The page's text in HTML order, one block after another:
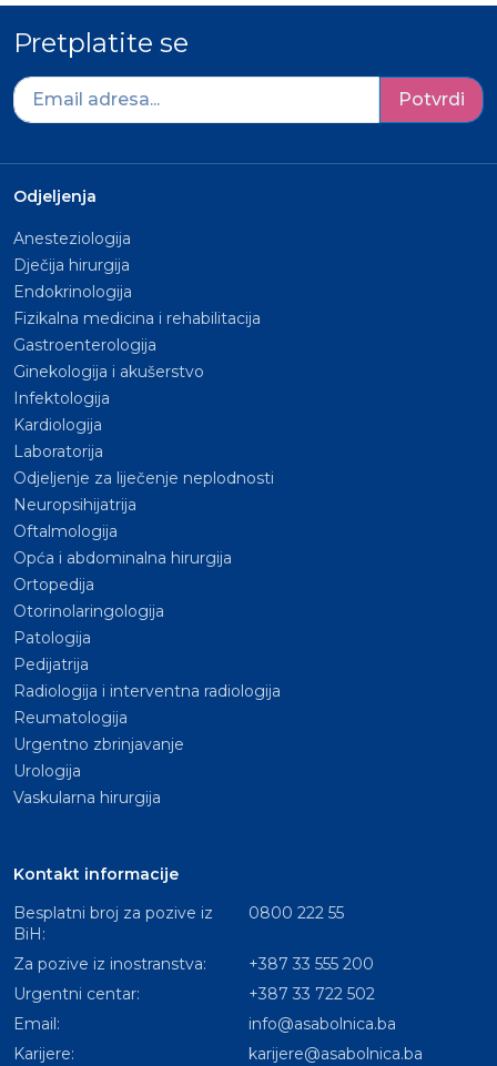
Pretplatite se
Potvrdi
Odjeljenja
Anesteziologija
Dječija hirurgija
Endokrinologija
Fizikalna medicina i rehabilitacija
Gastroenterologija
Ginekologija i akušerstvo
Infektologija
Kardiologija
Laboratorija
Odjeljenje za liječenje neplodnosti
Neuropsihijatrija
Oftalmologija
Opća i abdominalna hirurgija
Ortopedija
Otorinolaringologija
Patologija
Pedijatrija
Radiologija i interventna radiologija
Reumatologija
Urgentno zbrinjavanje
Urologija
Vaskularna hirurgija
Kontakt informacije
Besplatni broj za pozive iz
BiH:
0800 222 55
Za pozive iz inostranstva:
+387 33 555 200
Urgentni centar:
+387 33 722 502
Email:
info@asabolnica.ba
Karijere:
karijere@asabolnica.ba